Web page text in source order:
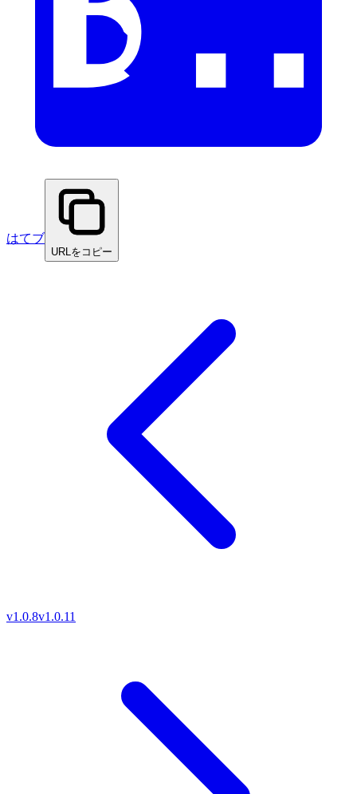
はてブ
URLをコピー
v1.0.8v1.0.11